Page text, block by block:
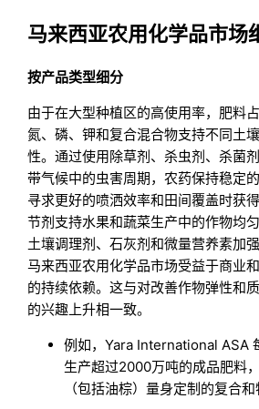
马来西亚农用化学品市场
按产品类型细分
由于在大型种植区的高使用率，肥料
氮、磷、钾和复合混合物支持不同土
性。通过使用除草剂、杀虫剂、杀菌
带气候中的虫害周期，农药保持稳定
寻求更好的喷洒效率和田间覆盖时获
节剂支持水果和蔬菜生产中的作物均
土壤调理剂、石灰剂和微量营养素加
马来西亚农用化学品市场受益于商业
的持续依赖。这与对改善作物弹性和
的兴趣上升相一致。
例如，Yara International ASA
生产超过2000万吨的成品肥料
（包括油棕）量身定制的复合和